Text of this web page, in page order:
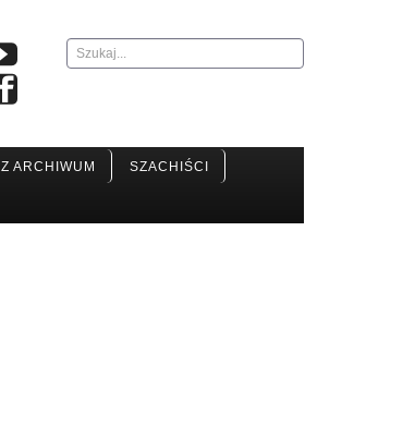
Szukaj...
Z ARCHIWUM SZACHIŚCI